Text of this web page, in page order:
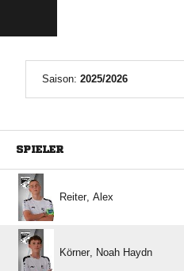
Saison: 2025/2026
SPIELER
 
  